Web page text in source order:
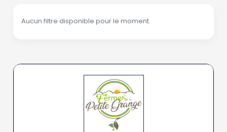
Aucun filtre disponible pour le moment.